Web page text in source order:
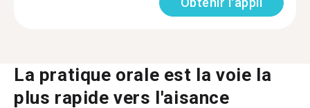
La pratique orale est la voie la
plus rapide vers l'aisance